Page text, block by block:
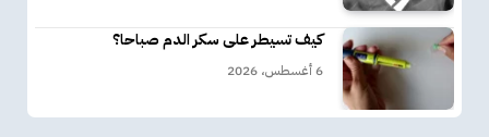
كيف تسيطر على سكر الدم صباحا؟
6 أغسطس، 2026